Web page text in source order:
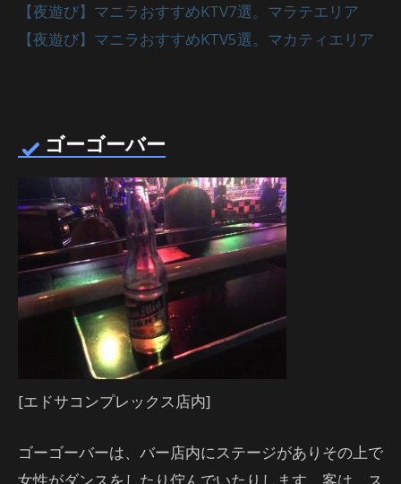
【夜遊び】マニラおすすめKTV7選。マラテエリア
【夜遊び】マニラおすすめKTV5選。マカティエリア
ゴーゴーバー
[エドサコンプレックス店内]
ゴーゴーバーは、バー店内にステージがありその上で